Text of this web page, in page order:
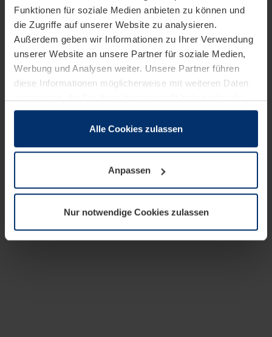
Funktionen für soziale Medien anbieten zu können und
die Zugriffe auf unserer Website zu analysieren.
Außerdem geben wir Informationen zu Ihrer Verwendung
unserer Website an unsere Partner für soziale Medien,
Werbung und Analysen weiter. Unsere Partner führen
diese Informationen möglicherweise mit weiteren Daten
sie im Rahmen Ihrer Nutzung der Dienste gesammelt
wenn diese für den Betrieb dieser Seite unbedingt
notwendig sind. Für alle anderen Cookie-Typen benötigen
wir Ihre Erlaubnis. Ihre Einwilligung können Sie jederzeit
Datenschutzerklärungunserer Website ändern oder
widerrufen.
Alle Cookies zulassen
Anpassen
Nur notwendige Cookies zulassen